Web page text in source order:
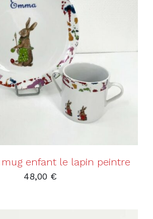
AU PANIER DÉTAILS
mug enfant le lapin peintre
48,00 €